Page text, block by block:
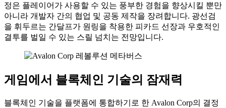
정은 플레이어가 사용할 수 있는 풍부한 경험을 향상시킬 뿐만
아니라 개발자 간의 협업 및 공동 제작을 장려합니다. 광선검
을 휘두르는 간달프가 원링을 착용한 피카드 선장과 우호적인
결투를 벌일 수 있는 스릴 넘치는 전망입니다.
게임에서 블록체인 기술의 잠재력
블록체인 기술을 플랫폼에 통합하기로 한 Avalon Corp의 결정